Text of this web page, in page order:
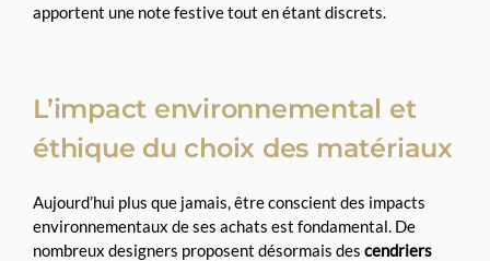
apportent une note festive tout en étant discrets.
L’impact environnemental et
éthique du choix des matériaux
Aujourd’hui plus que jamais, être conscient des impacts
environnementaux de ses achats est fondamental. De
nombreux designers proposent désormais des cendriers